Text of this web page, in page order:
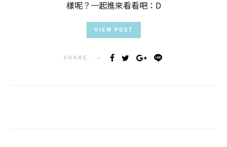
樣呢？一起進來看看吧：D
VIEW POST
SHARE